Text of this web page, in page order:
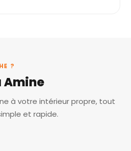
?
Amine
à votre intérieur propre, tout
et rapide.